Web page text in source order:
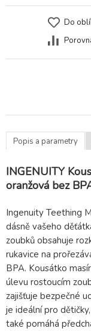
Do
Popis a parametry
INGENUITY
oranžová bez
Ingenuity Teething
dásně vašeho
zoubků obsahuje
rukavice na
BPA. Kousátko
úlevu rostoucím
zajišťuje bezpečné
je ideální pro
také pomáhá